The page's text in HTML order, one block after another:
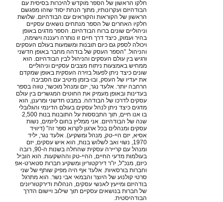
חלקו הראשון של הספר מוקדש להיכרות בסיסית עם
הבודהיזם ועקרונותיו, מתוך הנחת יסוד שזהו מפגשם
הראשון של הקוראות והקוראים עם הבודהיזם. שלושת
חלקיו האחרים של הספר מנתחים נושאים עסקיים
וניהוליים שונים ברוח הבודהיזם. הספר מדגים באופן
בהיר ועמוק, כיצד דרך חיים זו נותרה רעננה וישימה,
ויכולה לספק גם כיום תובנות ומשמעות בעולם העסקים
והניהול. "הספר העסק של בודהה מחבר באופן חדשני
ורגיש בין עולם העסקים והניהול לבין הבודהיזם. הוא
ממחיש באמצעות ניתוח מצבים עסקיים וניהוליים
שונים כיצד ניתן לפעול בזירה העסקית באופן שמקדם
את יעדיו של העסק, ובו-בזמן מיטיב עם הסביבה
הרחבה יותר. אלעד נגר, יזם ומנהל מוכשר, טווה בספר
בעדינות ובאופן מעמיק את החוטים המגשרים בין עולם
עסקים לדרכו של הבודהה. במבט חדשני ומרענן, הוא
מדגים כיצד ניתן לנהל עסקים בעולם הדינמי והגלובלי
בו אנו חיים, תוך התבססות על התובנות בנות 2,500
שנה של הבודהיזם. אני ממליץ בחום ליזמים, נשות
עסקים ומנהלים בכל ארגון לקרוא ספר זה" (דיוויד
אסיא, יזם היי-טק, מנהל ומשקיע). אלעד נגר, יליד
1970, נשוי ואב לשלוש בנות, הוא איש עסקים, יזם
ומנהל עם קריירה עסקית שהחלה בשנות ה-90, רובה
בעולמות מדעי החיים, ההיי-טק וההשקעות. הוא הוביל
כיזם, מנכ"ל, יו"ר דירקטוריון ומשקיע חברות סטארט-אפ
וחברות בורסאיות. אלעד אף היה מפיק שותף של שני
סרטי קולנוע של היוצר והבמאי אבי נשר. הוא מתרגל
בודהיזם ומייעץ לאנשי עסקים, הנהלות ודירקטוריונים
של חברות בנושאים עסקיים תוך שילוב ויישום הדרך
הבודהיסטית.